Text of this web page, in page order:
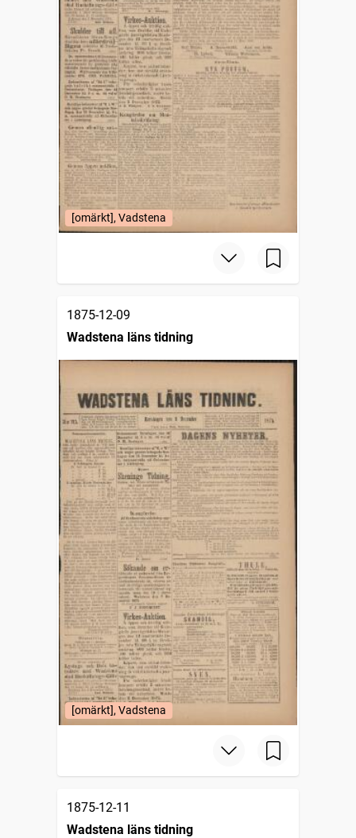
[omärkt], Vadstena
1875-12-09
Wadstena läns tidning
[omärkt], Vadstena
1875-12-11
Wadstena läns tidning